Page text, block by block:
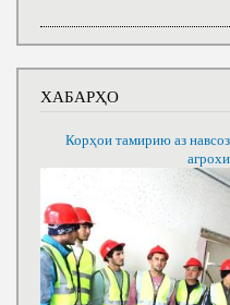
ХАБАРҲО
Корҳои тамирию аз